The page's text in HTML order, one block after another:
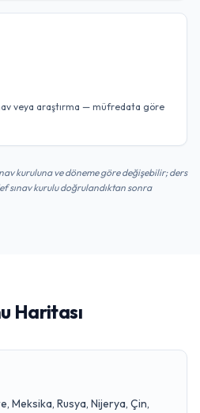
veya araştırma — müfredata göre
kuruluna ve döneme göre değişebilir; ders
sınav kurulu doğrulandıktan sonra
Haritası
Meksika, Rusya, Nijerya, Çin,